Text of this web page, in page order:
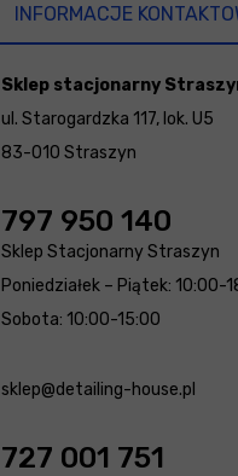
INFORMACJE
Sklep stacjonarny
ul. Starogardzka 117, lok. U5
83-010 Straszyn
797 950 140
Sklep Stacjonarny Straszyn
Poniedziałek – Piątek: 10:00-
Sobota: 10:00-15:00
sklep@detailing-house.pl
727 001 751